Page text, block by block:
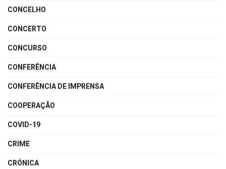
CONCELHO
CONCERTO
CONCURSO
CONFERÊNCIA
CONFERÊNCIA DE IMPRENSA
COOPERAÇÃO
COVID-19
CRIME
CRÓNICA